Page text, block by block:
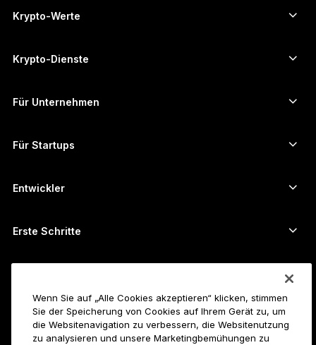
Hardware Wallet
Ledger Stax
Ledger Nano Classics
Bündel
Alle Produkte
Krypto-Werte
Ethereum-Wallet
Cardano-Wallet
Monero-Wallet
Alle Vermögenswerte ansehen
Krypto-Dienste
Kryptos kaufen
Kryptos umtauschen
Für Unternehmen
Für Startups
Entwickler
Erste Schritte
So kauft man Bitcoin
Bitcoin-Hardware-Wallet
Bounty-Programm
Reseller
Karriere
Join Ledger
Wenn Sie auf „Alle Cookies akzeptieren“ klicken, stimmen
Sie der Speicherung von Cookies auf Ihrem Gerät zu, um
die Websitenavigation zu verbessern, die Websitenutzung
zu analysieren und unsere Marketingbemühungen zu